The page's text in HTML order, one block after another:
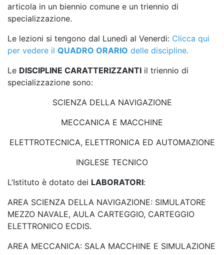
articola in un biennio comune e un triennio di
specializzazione.
Le lezioni si tengono dal Lunedì al Venerdi: Clicca qui
per vedere il QUADRO ORARIO delle discipline.
Le DISCIPLINE CARATTERIZZANTI il triennio di
specializzazione sono:
SCIENZA DELLA NAVIGAZIONE
MECCANICA E MACCHINE
ELETTROTECNICA, ELETTRONICA ED AUTOMAZIONE
INGLESE TECNICO
L’Istituto è dotato dei LABORATORI:
AREA SCIENZA DELLA NAVIGAZIONE: SIMULATORE
MEZZO NAVALE, AULA CARTEGGIO, CARTEGGIO
ELETTRONICO ECDIS.
AREA MECCANICA: SALA MACCHINE E SIMULAZIONE